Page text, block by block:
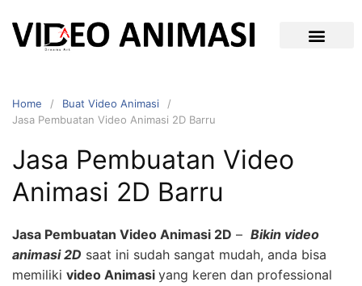
Home
Buat Video Animasi
Jasa Pembuatan Video Animasi 2D Barru
Jasa Pembuatan Video
Animasi 2D Barru
Jasa Pembuatan Video Animasi 2D – Bikin video
animasi 2D saat ini sudah sangat mudah, anda bisa
memiliki video Animasi yang keren dan professional